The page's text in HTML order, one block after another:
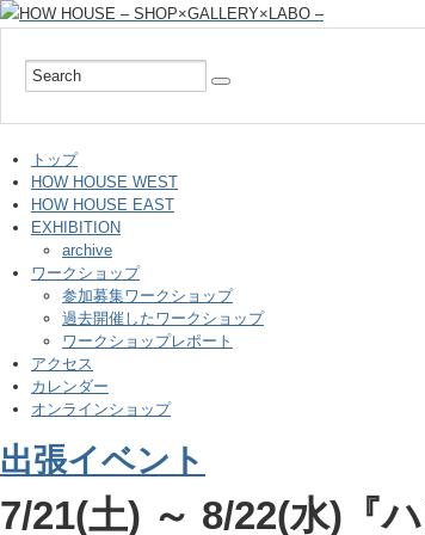
トップ
HOW HOUSE WEST
HOW HOUSE EAST
EXHIBITION
archive
ワークショップ
参加募集ワークショップ
過去開催したワークショップ
ワークショップレポート
アクセス
カレンダー
オンラインショップ
出張イベント
7/21(土) ～ 8/22(水)『